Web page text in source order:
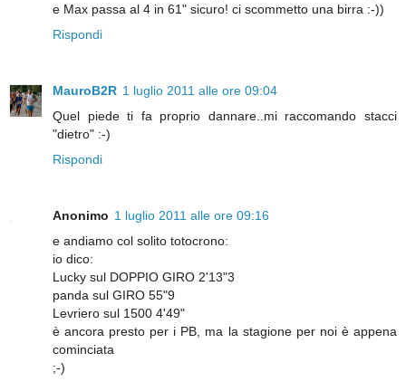
e Max passa al 4 in 61" sicuro! ci scommetto una birra :-))
Rispondi
MauroB2R 1 luglio 2011 alle ore 09:04
Quel piede ti fa proprio dannare..mi raccomando stacci
"dietro" :-)
Rispondi
Anonimo 1 luglio 2011 alle ore 09:16
e andiamo col solito totocrono:
io dico:
Lucky sul DOPPIO GIRO 2'13"3
panda sul GIRO 55"9
Levriero sul 1500 4'49"
è ancora presto per i PB, ma la stagione per noi è appena
cominciata
;-)